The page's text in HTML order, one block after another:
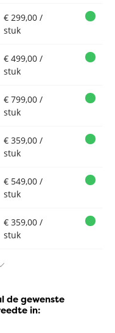
€ 299,00 /
stuk
€ 499,00 /
stuk
€ 799,00 /
stuk
€ 359,00 /
stuk
€ 549,00 /
stuk
€ 359,00 /
stuk
de gewenste
in: